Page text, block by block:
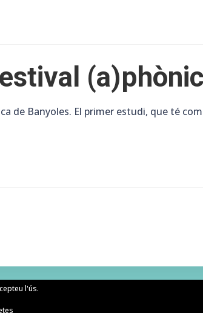
de Banyoles. El primer estudi, que té
l'ús.